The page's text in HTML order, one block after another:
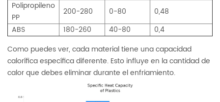
Polipropileno
PP
200-280 0-80
0,48
ABS
180-260 40-80
0,4
Como puedes ver, cada material tiene una capacidad
calorífica específica diferente. Esto influye en la cantidad de
calor que debes eliminar durante el enfriamiento.